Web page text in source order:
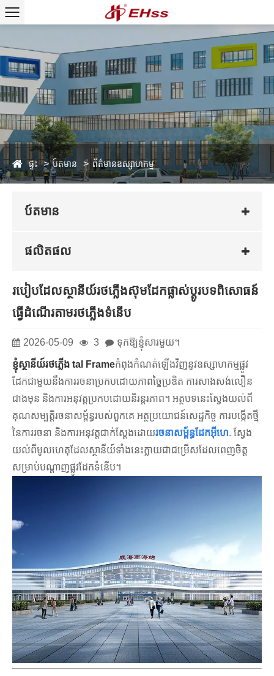
ផ្ទះ ប៍តមាន ព័ត៌មានឧស្សាហកម្ម
ប៍តមាន
ផលិតផល
របៀបដែលស្ថានីយ៍រថភ្លើងស៊ុមដែកផ្លាស់ប្តូរបទពិសោធន៍
ធ្វើដំណើរតាមរថភ្លើងទំនើប
2026-05-09 3 ទុកឱ្យខ្ញុំសារមួយ។
ខ្ញុំស្ថានីយ៍រថភ្លើង tal Frameកំពុងកំណត់ឡើងវិញនូវឧស្សាហកម្មផ្លូវ
ដែកជាមួយនឹងការរចនាប្រកបដោយភាពច្នៃប្រឌិត ការសាងសង់លឿន
ជាងមុន និងការអនុវត្តប្រកបដោយនិរន្តរភាព។ អត្ថបទនេះស្វែងយល់ពី
គុណសម្បត្តិរចនាសម្ព័ន្ធរបស់ពួកគេ អត្ថប្រយោជន៍សេដ្ឋកិច្ច ការបង្កើតថ្មី
នៃការរចនា និងការអនុវត្តជាក់ស្តែងដោយរចនាសម្ព័ន្ធដែកអ៊ីហេ. ស្វែង
យល់ពីមូលហេតុដែលស្ថានីយ៍ទាំងនេះក្លាយជាជម្រើសដែលពេញចិត្ត
សម្រាប់បណ្តាញផ្លូវដែកទំនើប។